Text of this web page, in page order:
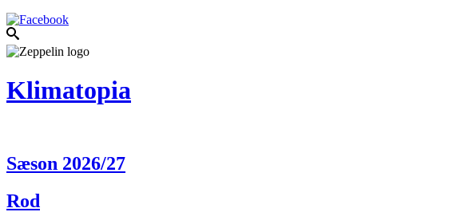
Klimatopia
Sæson 2026/27
Rod